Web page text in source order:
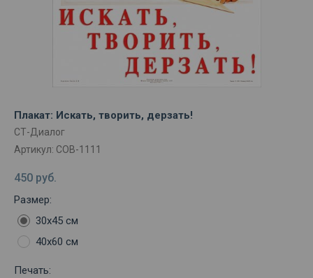
Плакат: Искать, творить, дерзать!
СТ-Диалог
Артикул: СОВ-1111
450 руб.
Размер:
30х45 см
40х60 см
Печать: